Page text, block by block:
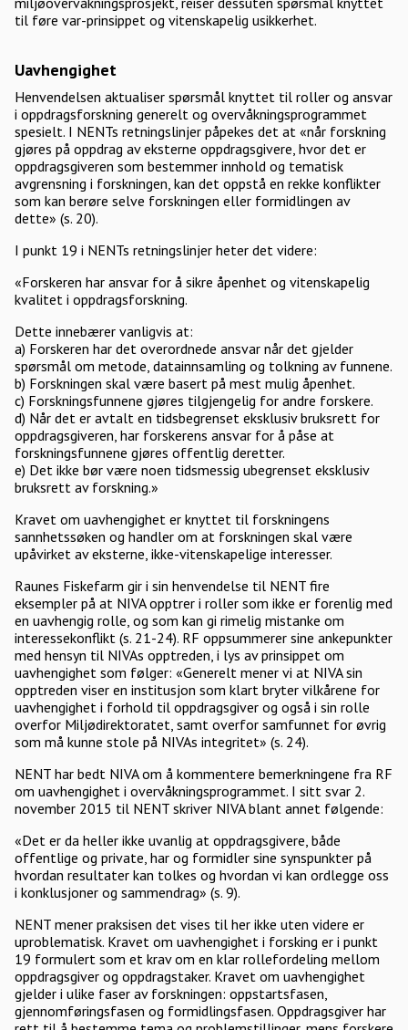
til føre var-prinsippet og vitenskapelig usikkerhet.
Uavhengighet
Henvendelsen aktualiser spørsmål knyttet til roller og ansvar
i oppdragsforskning generelt og overvåkningsprogrammet
spesielt. I NENTs retningslinjer påpekes det at «når forskning
gjøres på oppdrag av eksterne oppdragsgivere, hvor det er
oppdragsgiveren som bestemmer innhold og tematisk
avgrensning i forskningen, kan det oppstå en rekke konflikter
som kan berøre selve forskningen eller formidlingen av
dette» (s. 20).
I punkt 19 i NENTs retningslinjer heter det videre:
«Forskeren har ansvar for å sikre åpenhet og vitenskapelig
kvalitet i oppdragsforskning.
Dette innebærer vanligvis at:
a) Forskeren har det overordnede ansvar når det gjelder
spørsmål om metode, datainnsamling og tolkning av funnene.
b) Forskningen skal være basert på mest mulig åpenhet.
c) Forskningsfunnene gjøres tilgjengelig for andre forskere.
d) Når det er avtalt en tidsbegrenset eksklusiv bruksrett for
oppdragsgiveren, har forskerens ansvar for å påse at
forskningsfunnene gjøres offentlig deretter.
e) Det ikke bør være noen tidsmessig ubegrenset eksklusiv
bruksrett av forskning.»
Kravet om uavhengighet er knyttet til forskningens
sannhetssøken og handler om at forskningen skal være
upåvirket av eksterne, ikke-vitenskapelige interesser.
Raunes Fiskefarm gir i sin henvendelse til NENT fire
eksempler på at NIVA opptrer i roller som ikke er forenlig med
en uavhengig rolle, og som kan gi rimelig mistanke om
interessekonflikt (s. 21-24). RF oppsummerer sine ankepunkter
med hensyn til NIVAs opptreden, i lys av prinsippet om
uavhengighet som følger: «Generelt mener vi at NIVA sin
opptreden viser en institusjon som klart bryter vilkårene for
uavhengighet i forhold til oppdragsgiver og også i sin rolle
overfor Miljødirektoratet, samt overfor samfunnet for øvrig
som må kunne stole på NIVAs integritet» (s. 24).
NENT har bedt NIVA om å kommentere bemerkningene fra RF
om uavhengighet i overvåkningsprogrammet. I sitt svar 2.
november 2015 til NENT skriver NIVA blant annet følgende:
«Det er da heller ikke uvanlig at oppdragsgivere, både
offentlige og private, har og formidler sine synspunkter på
hvordan resultater kan tolkes og hvordan vi kan ordlegge oss
i konklusjoner og sammendrag» (s. 9).
NENT mener praksisen det vises til her ikke uten videre er
uproblematisk. Kravet om uavhengighet i forsking er i punkt
19 formulert som et krav om en klar rollefordeling mellom
oppdragsgiver og oppdragstaker. Kravet om uavhengighet
gjelder i ulike faser av forskningen: oppstartsfasen,
gjennomføringsfasen og formidlingsfasen. Oppdragsgiver har